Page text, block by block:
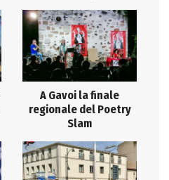
A Gavoi la finale
regionale del Poetry
Slam